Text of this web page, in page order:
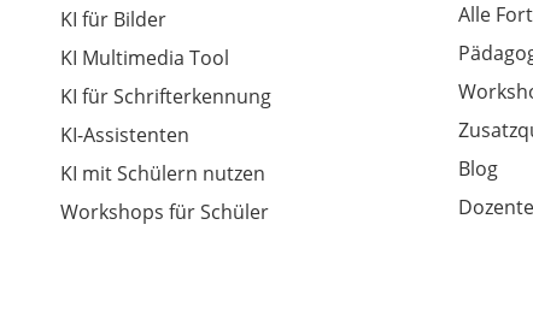
KI für Bilder
KI Multimedia Tool
KI für Schrifterkennung
KI-Assistenten
KI mit Schülern nutzen
Workshops für Schüler
Alle
Blog